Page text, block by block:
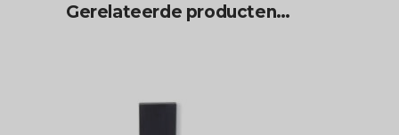
Gerelateerde producten…